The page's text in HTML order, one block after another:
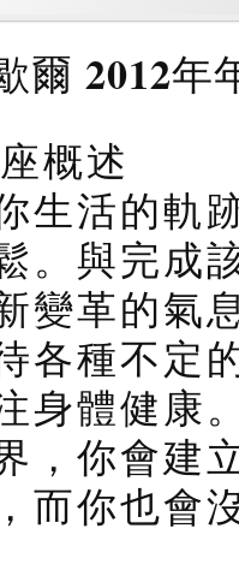
爾 2012年
概述
生活的軌
。與完成
變革的氣
各種不定
身體健康
，你會建
而你也會